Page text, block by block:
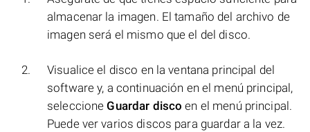
almacenar la imagen. El tamaño del archivo de
imagen será el mismo que el del disco.
Visualice el disco en la ventana principal del
software y, a continuación en el menú principal,
seleccioneGuardar disco en el menú principal.
Puede ver varios discos para guardar a la vez.